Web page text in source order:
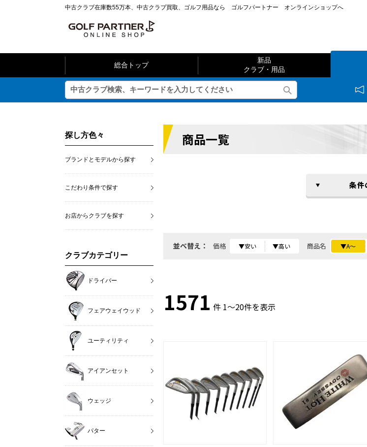
中古クラブ在庫数55万本、中古クラブ買取、ゴルフ用品なら ゴルフパートナー オンラインショップへ
総合トップ
新品
クラブ・用品
商品一覧
並べ替え： 価格 ▼安い ▼高い 商品名 ▼A～
1571 件 1～20件を表示
探し方色々
ブランドとモデルから探す
こだわり条件で探す
お店からクラブを探す
クラブカテゴリー
ドライバー
フェアウェイウッド
ユーティリティ
アイアンセット
ウェッジ
パター